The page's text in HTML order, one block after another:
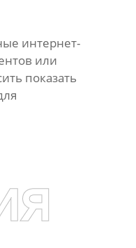
интернет-
или
показать